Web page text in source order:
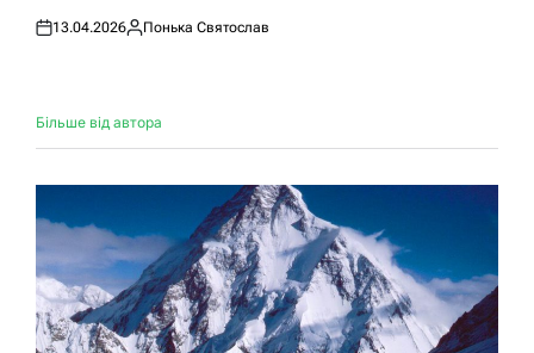
Оприлюднено
13.04.2026
Опубліковано
Понька Святослав
Більше від автора